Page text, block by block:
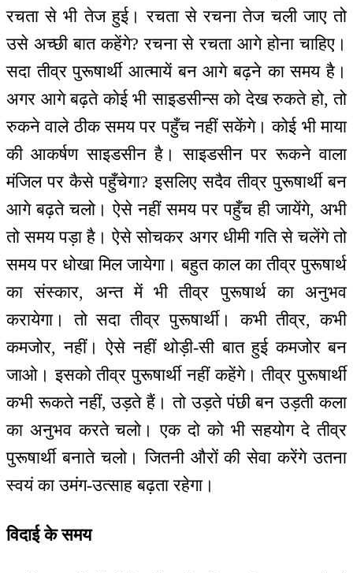
रचता से भी तेज हुई। रचता से रचना तेज चली जाए तो
उसे अच्छी बात कहेंगे? रचना से रचता आगे होना चाहिए।
सदा तीव्र पुरूषार्थी आत्मायें बन आगे बढ़ने का समय है।
अगर आगे बढ़ते कोई भी साइडसीन्स को देख रुकते हो, तो
रुकने वाले ठीक समय पर पहुँच नहीं सकेंगे। कोई भी माया
की आकर्षण साइडसीन है। साइडसीन पर रूकने वाला
मंजिल पर कैसे पहुँचेगा? इसलिए सदैव तीव्र पुरूषार्थी बन
आगे बढ़ते चलो। ऐसे नहीं समय पर पहुँच ही जायेंगे, अभी
तो समय पड़ा है। ऐसे सोचकर अगर धीमी गति से चलेंगे तो
समय पर धोखा मिल जायेगा। बहुत काल का तीव्र पुरूषार्थ
का संस्कार, अन्त में भी तीव्र पुरूषार्थ का अनुभव
करायेगा। तो सदा तीव्र पुरूषार्थी। कभी तीव्र, कभी
कमजोर, नहीं। ऐसे नहीं थोड़ी-सी बात हुई कमजोर बन
जाओ। इसको तीव्र पुरूषार्थी नहीं कहेंगे। तीव्र पुरूषार्थी
कभी रूकते नहीं, उड़ते हैं। तो उड़ते पंछी बन उड़ती कला
का अनुभव करते चलो। एक दो को भी सहयोग दे तीव्र
पुरूषार्थी बनाते चलो। जितनी औरों की सेवा करेंगे उतना
स्वयं का उमंग-उत्साह बढ़ता रहेगा।
विदाई के समय